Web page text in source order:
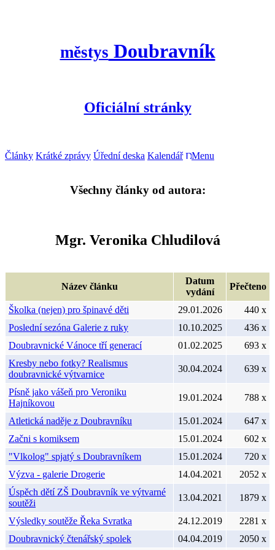
městys Doubravník
Oficiální stránky
Články Krátké zprávy Úřední deska Kalendář Menu
Všechny články od autora:
Mgr. Veronika Chludilová
Název článku
Datum
vydání
Přečteno
Školka (nejen) pro špinavé děti 29.01.2026
440 x
Poslední sezóna Galerie z ruky
10.10.2025
436 x
Doubravnické Vánoce tří generací
01.02.2025
693 x
Kresby nebo fotky? Realismus
doubravnické výtvarnice
30.04.2024 639 x
Písně jako vášeň pro Veroniku
Hajníkovou
19.01.2024 788 x
Atletická naděje z Doubravníku 15.01.2024
647 x
Začni s komiksem
15.01.2024
602 x
"Vlkolog" spjatý s Doubravníkem
15.01.2024
720 x
Výzva - galerie Drogerie
14.04.2021
2052 x
Úspěch dětí ZŠ Doubravník ve výtvarné
soutěži
13.04.2021 1879 x
Výsledky soutěže Řeka Svratka 24.12.2019
2281 x
Doubravnický čtenářský spolek
04.04.2019 2050 x